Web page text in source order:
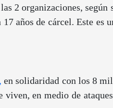
2 organizaciones, según
años de cárcel. Este es
en solidaridad con los 8
en medio de